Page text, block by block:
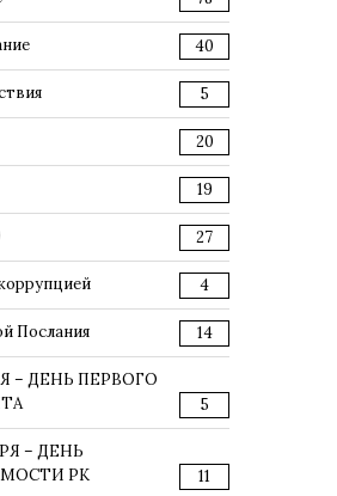
40
5
20
19
27
4
Послания 14
– ДЕНЬ ПЕРВОГО
5
– ДЕНЬ
РК
11